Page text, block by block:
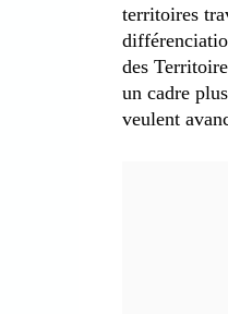
territoires
des
un cadre
veulent